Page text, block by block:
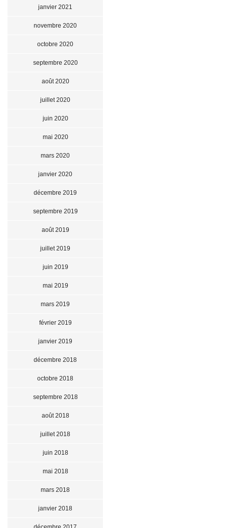
janvier 2021
novembre 2020
octobre 2020
septembre 2020
août 2020
juillet 2020
juin 2020
mai 2020
mars 2020
janvier 2020
décembre 2019
septembre 2019
août 2019
juillet 2019
juin 2019
mai 2019
mars 2019
février 2019
janvier 2019
décembre 2018
octobre 2018
septembre 2018
août 2018
juillet 2018
juin 2018
mai 2018
mars 2018
janvier 2018